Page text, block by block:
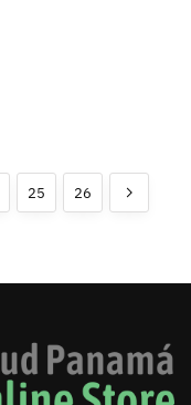
25 26